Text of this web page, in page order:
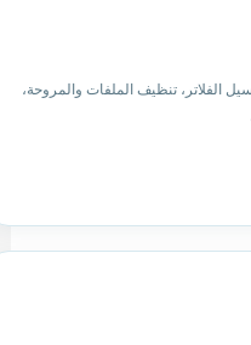
الفلاتر، تنظيف الملفات والمروحة،